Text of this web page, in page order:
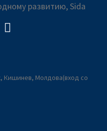
развитию, Sida
Кишинев, Молдова(вход со